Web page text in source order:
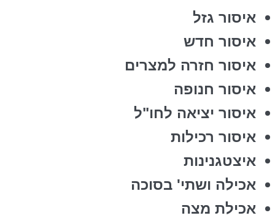
איסור גזל
איסור חדש
איסור חזרה למצרים
איסור חנופה
איסור יציאה לחו"ל
איסור רכילות
איצטגנינות
אכילה ושתי' בסוכה
אכילת מצה